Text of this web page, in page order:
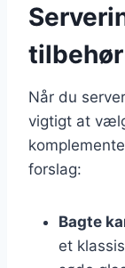
Når du
vigtigt at
forslag:
Bagte
et